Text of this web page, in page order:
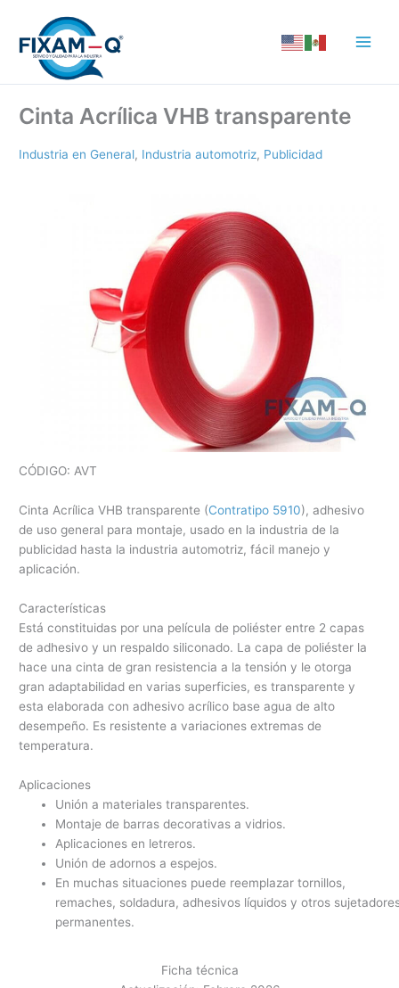
contenido
Cinta Acrílica VHB transparente
Industria en General, Industria automotriz, Publicidad
CÓDIGO: AVT
Cinta Acrílica VHB transparente (Contratipo 5910), adhesivo
de uso general para montaje, usado en la industria de la
publicidad hasta la industria automotriz, fácil manejo y
aplicación.
Características
Está constituidas por una película de poliéster entre 2 capas
de adhesivo y un respaldo siliconado. La capa de poliéster la
hace una cinta de gran resistencia a la tensión y le otorga
gran adaptabilidad en varias superficies, es transparente y
esta elaborada con adhesivo acrílico base agua de alto
desempeño. Es resistente a variaciones extremas de
temperatura.
Aplicaciones
Unión a materiales transparentes.
Montaje de barras decorativas a vidrios.
Aplicaciones en letreros.
Unión de adornos a espejos.
En muchas situaciones puede reemplazar tornillos,
remaches, soldadura, adhesivos líquidos y otros
permanentes.
Ficha técnica